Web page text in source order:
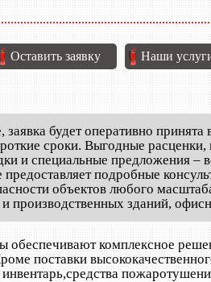
Оставить заявку Наши
будет оперативно принята
сроки. Выгодные расценки,
и специальные предложения –
подробные
объектов любого
производственных зданий,
обеспечивают комплексное
поставки